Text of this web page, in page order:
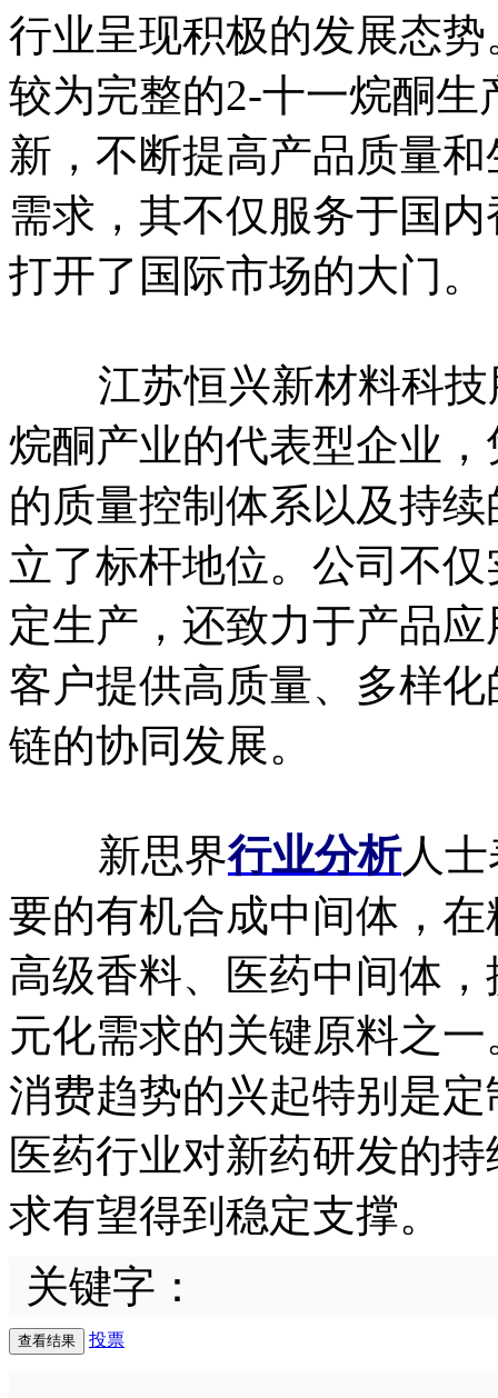
行业呈现积极的发展态
较为完整的2-十一烷酮
新，不断提高产品质量
需求，其不仅服务于国
打开了国际市场的大门。
江苏恒兴新材料科技
烷酮产业的代表型企业
的质量控制体系以及持
立了标杆地位。公司不
定生产，还致力于产品
客户提供高质量、多样
链的协同发展。
新思界行业分析人
要的有机合成中间体，
高级香料、医药中间体
元化需求的关键原料之
消费趋势的兴起特别是
医药行业对新药研发的
求有望得到稳定支撑。
关键字：
投票